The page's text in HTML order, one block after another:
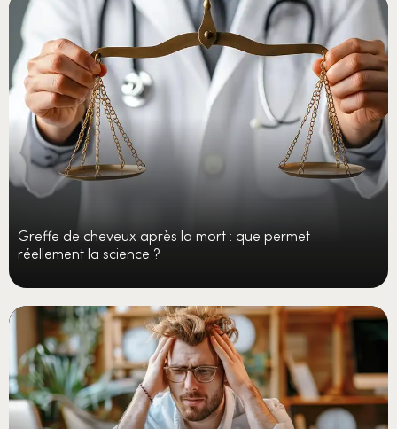
Greffe de cheveux après la mort : que permet
réellement la science ?